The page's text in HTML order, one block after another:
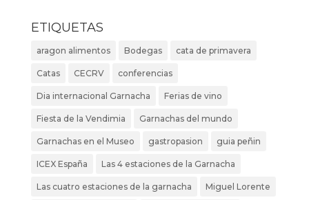
ETIQUETAS
aragon alimentos Bodegas cata de primavera
Catas CECRV conferencias
Dia internacional Garnacha Ferias de vino
Fiesta de la Vendimia Garnachas del mundo
Garnachas en el Museo gastropasion guia peñin
ICEX España Las 4 estaciones de la Garnacha
Las cuatro estaciones de la garnacha Miguel Lorente